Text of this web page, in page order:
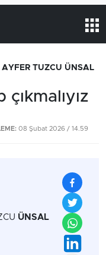
AYFER TUZCU ÜNSAL
08 Şubat 2026 / 14.59
ÜNSAL